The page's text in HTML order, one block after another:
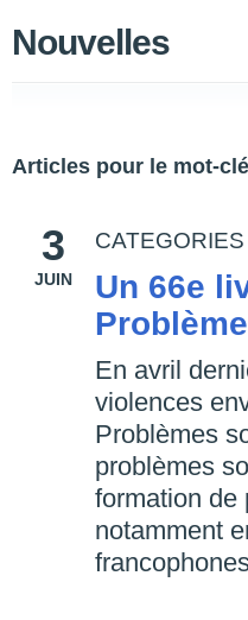
Nouvelles
Articles pour le mot-
3
JUIN
CATEGORIES
Un 66e
En avril
violences
Problèmes
problèmes
formation de
notamment